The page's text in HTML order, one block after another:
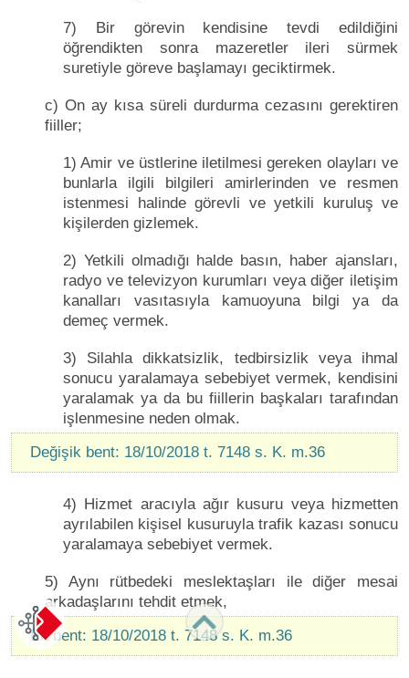
7) Bir görevin kendisine tevdi edildiğini
öğrendikten sonra mazeretler ileri sürmek
suretiyle göreve başlamayı geciktirmek.
c) On ay kısa süreli durdurma cezasını gerektiren
fiiller;
1) Amir ve üstlerine iletilmesi gereken olayları ve
bunlarla ilgili bilgileri amirlerinden ve resmen
istenmesi halinde görevli ve yetkili kuruluş ve
kişilerden gizlemek.
2) Yetkili olmadığı halde basın, haber ajansları,
radyo ve televizyon kurumları veya diğer iletişim
kanalları vasıtasıyla kamuoyuna bilgi ya da
demeç vermek.
3) Silahla dikkatsizlik, tedbirsizlik veya ihmal
sonucu yaralamaya sebebiyet vermek, kendisini
yaralamak ya da bu fiillerin başkaları tarafından
işlenmesine neden olmak.
Değişik bent: 18/10/2018 t. 7148 s. K. m.36
4) Hizmet aracıyla ağır kusuru veya hizmetten
ayrılabilen kişisel kusuruyla trafik kazası sonucu
yaralamaya sebebiyet vermek.
5) Aynı rütbedeki meslektaşları ile diğer mesai
arkadaşlarını tehdit etmek,
Ek bent: 18/10/2018 t. 7148 s. K. m.36